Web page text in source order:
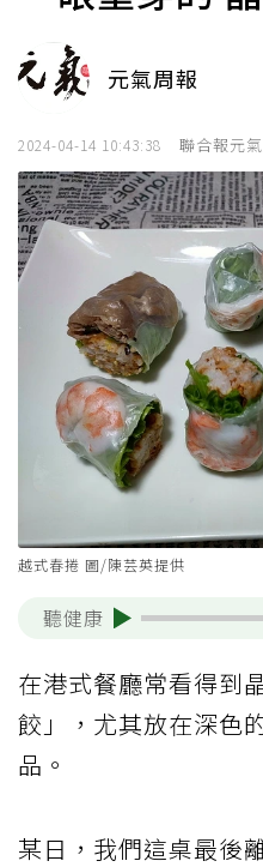
元氣周報
2024-04-14 10:43:38 聯合報元
越式春捲 圖/陳芸英提供
聽健康
在港式餐廳常看得到
餃」，尤其放在深色
品。
某日，我們這桌最後